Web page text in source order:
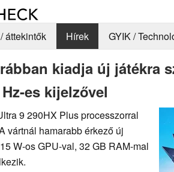
áttekintők Hírek GYIK /
kiadja új játékra
es kijelzővel
9 290HX Plus processzorral
vártnál hamarabb érkező új
W-os GPU-val, 32 GB RAM-mal